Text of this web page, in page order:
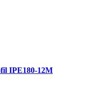
IPE180-12M